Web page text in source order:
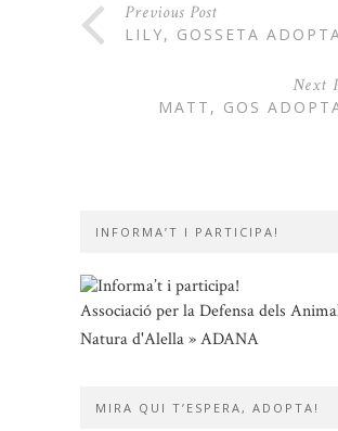
Previous Post
LILY, GOSSETA
Next
MATT, GOS
INFORMA’T I PARTICIPA!
Associació per la Defensa dels
Natura d'Alella » ADANA
MIRA QUI T’ESPERA, ADOPTA!